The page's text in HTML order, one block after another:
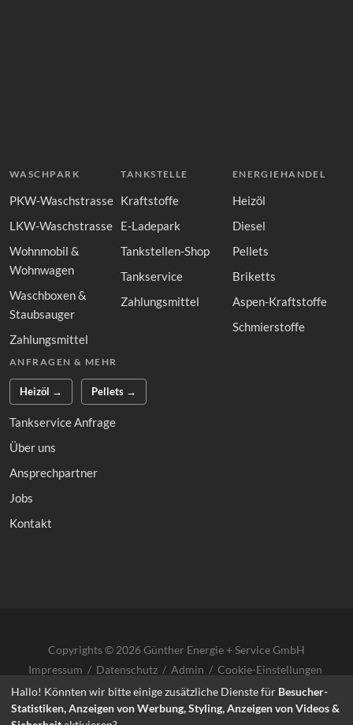
WASCHPARK
PKW-Waschstrasse
LKW-Waschstrasse
Wohnmobil &
Wohnwagen
Waschboxen &
Staubsauger
Zahlungsmittel
TANKSTELLE
Kraftstoffe
E-Ladepark
Tankstellen-Shop
Tankservice
Zahlungsmittel
ENERGIEHANDEL
Heizöl
Diesel
Pellets
Briketts
Aspen-Kraftstoffe
Schmierstoffe
ANFRAGEN & MEHR
Heizöl → Pellets →
Tankservice Anfrage
Über uns
Ansprechpartner
Jobs
Kontakt
Copyrights © 2026 Günther Energie + Service GmbH
Impressum / Datenschutz / Admin / Cookie-Einstellungen
Hallo! Könnten wir bitte einige zusätzliche Dienste für Besucher-
Statistiken, Anzeigen von Werbung, Styling, Anzeigen von Videos &